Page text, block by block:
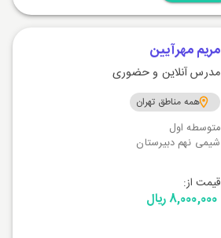
مریم مهرآیین
مدرس آنلاین و حضوری
همه مناطق تهران
متوسطه اول
شیمی نهم دبیرستان
قیمت از:
8,000,000 ریال